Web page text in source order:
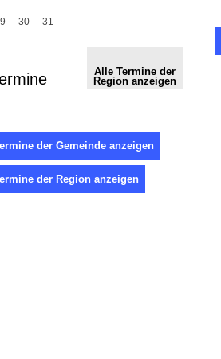
30 31
Alle Termine der
Region anzeigen
der Gemeinde anzeigen
der Region anzeigen